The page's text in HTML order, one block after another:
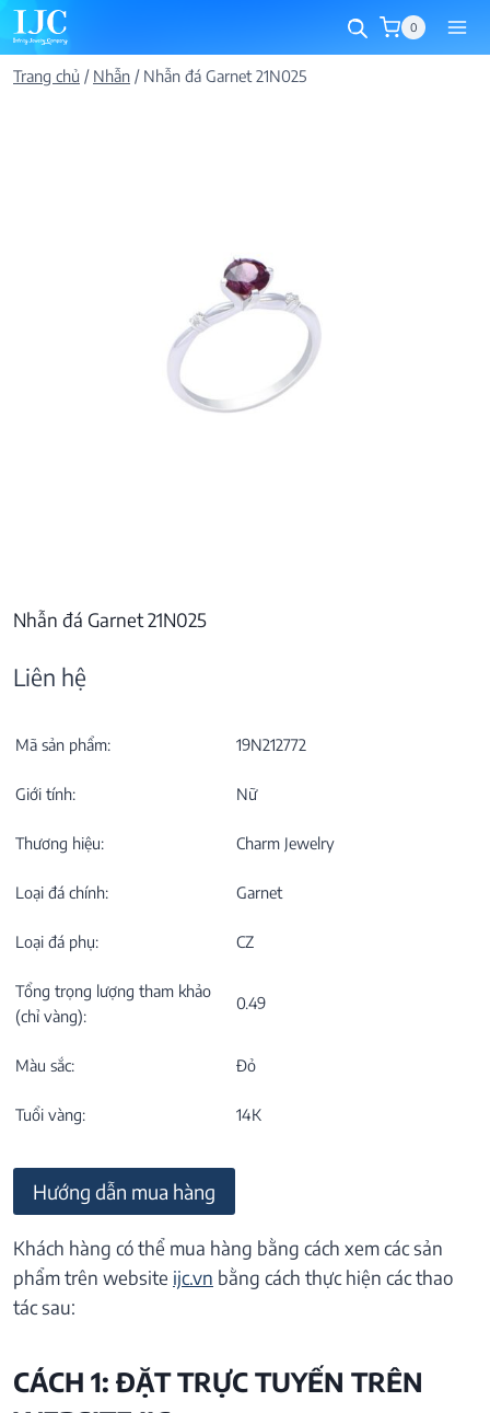
Skip
to
content
0
Trang chủ / Nhẫn / Nhẫn đá Garnet 21N025
Nhẫn đá Garnet 21N025
Liên hệ
Mã sản phẩm: 19N212772
Giới tính: Nữ
Thương hiệu: Charm Jewelry
Loại đá chính: Garnet
Loại đá phụ: CZ
Tổng trọng lượng tham khảo
(chỉ vàng):
0.49
Màu sắc: Đỏ
Tuổi vàng: 14K
Hướng dẫn mua hàng
Khách hàng có thể mua hàng bằng cách xem các sản
phẩm trên website ijc.vn bằng cách thực hiện các thao
tác sau:
CÁCH 1: ĐẶT TRỰC TUYẾN TRÊN